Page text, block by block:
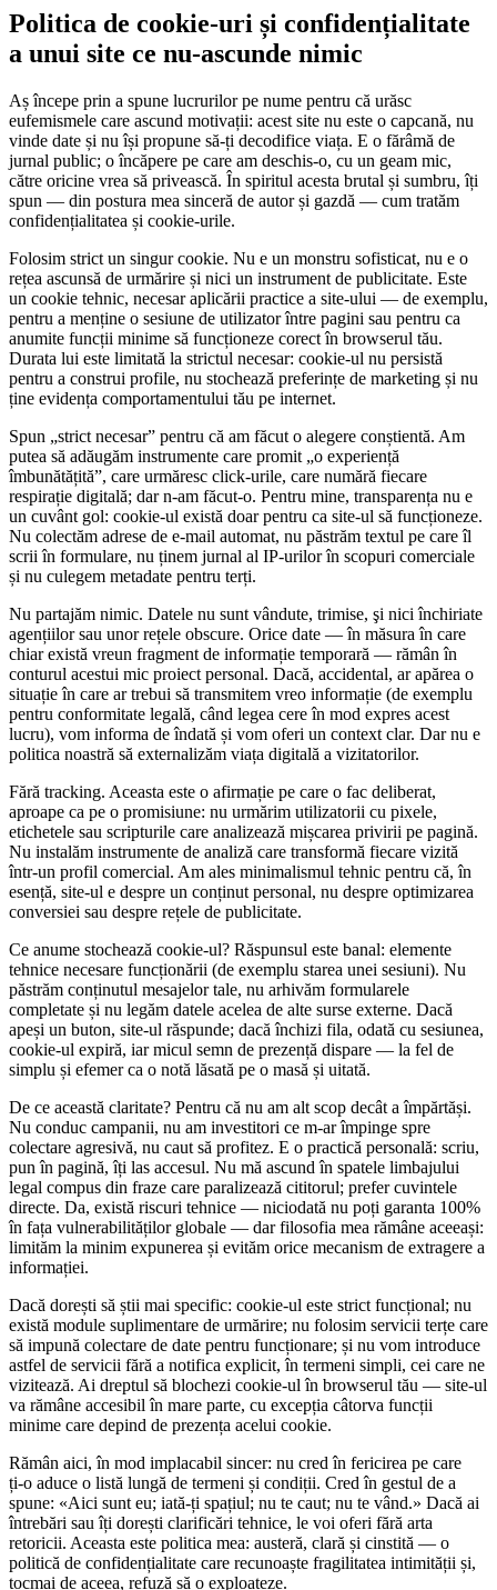
Politica de cookie‑uri și confidențialitate
a unui site ce nu-ascunde nimic
Aș începe prin a spune lucrurilor pe nume pentru că urăsc
eufemismele care ascund motivații: acest site nu este o capcană, nu
vinde date și nu își propune să-ți decodifice viața. E o fărâmă de
jurnal public; o încăpere pe care am deschis‑o, cu un geam mic,
către oricine vrea să privească. În spiritul acesta brutal și sumbru, îți
spun — din postura mea sinceră de autor și gazdă — cum tratăm
confidențialitatea și cookie‑urile.
Folosim strict un singur cookie. Nu e un monstru sofisticat, nu e o
rețea ascunsă de urmărire și nici un instrument de publicitate. Este
un cookie tehnic, necesar aplicării practice a site‑ului — de exemplu,
pentru a menține o sesiune de utilizator între pagini sau pentru ca
anumite funcții minime să funcționeze corect în browserul tău.
Durata lui este limitată la strictul necesar: cookie‑ul nu persistă
pentru a construi profile, nu stochează preferințe de marketing și nu
ține evidența comportamentului tău pe internet.
Spun „strict necesar” pentru că am făcut o alegere conștientă. Am
putea să adăugăm instrumente care promit „o experiență
îmbunătățită”, care urmăresc click‑urile, care numără fiecare
respirație digitală; dar n-am făcut‑o. Pentru mine, transparența nu e
un cuvânt gol: cookie‑ul există doar pentru ca site‑ul să funcționeze.
Nu colectăm adrese de e‑mail automat, nu păstrăm textul pe care îl
scrii în formulare, nu ținem jurnal al IP‑urilor în scopuri comerciale
și nu culegem metadate pentru terți.
Nu partajăm nimic. Datele nu sunt vândute, trimise, şi nici închiriate
agențiilor sau unor rețele obscure. Orice date — în măsura în care
chiar există vreun fragment de informație temporară — rămân în
conturul acestui mic proiect personal. Dacă, accidental, ar apărea o
situație în care ar trebui să transmitem vreo informație (de exemplu
pentru conformitate legală, când legea cere în mod expres acest
lucru), vom informa de îndată și vom oferi un context clar. Dar nu e
politica noastră să externalizăm viața digitală a vizitatorilor.
Fără tracking. Aceasta este o afirmație pe care o fac deliberat,
aproape ca pe o promisiune: nu urmărim utilizatorii cu pixele,
etichetele sau scripturile care analizează mișcarea privirii pe pagină.
Nu instalăm instrumente de analiză care transformă fiecare vizită
într‑un profil comercial. Am ales minimalismul tehnic pentru că, în
esență, site‑ul e despre un conținut personal, nu despre optimizarea
conversiei sau despre rețele de publicitate.
Ce anume stochează cookie‑ul? Răspunsul este banal: elemente
tehnice necesare funcționării (de exemplu starea unei sesiuni). Nu
păstrăm conținutul mesajelor tale, nu arhivăm formularele
completate și nu legăm datele acelea de alte surse externe. Dacă
apeși un buton, site‑ul răspunde; dacă închizi fila, odată cu sesiunea,
cookie‑ul expiră, iar micul semn de prezență dispare — la fel de
simplu și efemer ca o notă lăsată pe o masă și uitată.
De ce această claritate? Pentru că nu am alt scop decât a împărtăși.
Nu conduc campanii, nu am investitori ce m‑ar împinge spre
colectare agresivă, nu caut să profitez. E o practică personală: scriu,
pun în pagină, îți las accesul. Nu mă ascund în spatele limbajului
legal compus din fraze care paralizează cititorul; prefer cuvintele
directe. Da, există riscuri tehnice — niciodată nu poți garanta 100%
în fața vulnerabilităților globale — dar filosofia mea rămâne aceeași:
limităm la minim expunerea și evităm orice mecanism de extragere a
informației.
Dacă dorești să știi mai specific: cookie‑ul este strict funcțional; nu
există module suplimentare de urmărire; nu folosim servicii terțe care
să impună colectare de date pentru funcționare; și nu vom introduce
astfel de servicii fără a notifica explicit, în termeni simpli, cei care ne
vizitează. Ai dreptul să blochezi cookie‑ul în browserul tău — site‑ul
va rămâne accesibil în mare parte, cu excepția câtorva funcții
minime care depind de prezența acelui cookie.
Rămân aici, în mod implacabil sincer: nu cred în fericirea pe care
ți‑o aduce o listă lungă de termeni și condiții. Cred în gestul de a
spune: «Aici sunt eu; iată‑ți spațiul; nu te caut; nu te vând.» Dacă ai
întrebări sau îți dorești clarificări tehnice, le voi oferi fără arta
retoricii. Aceasta este politica mea: austeră, clară și cinstită — o
politică de confidențialitate care recunoaște fragilitatea intimității și,
tocmai de aceea, refuză să o exploateze.